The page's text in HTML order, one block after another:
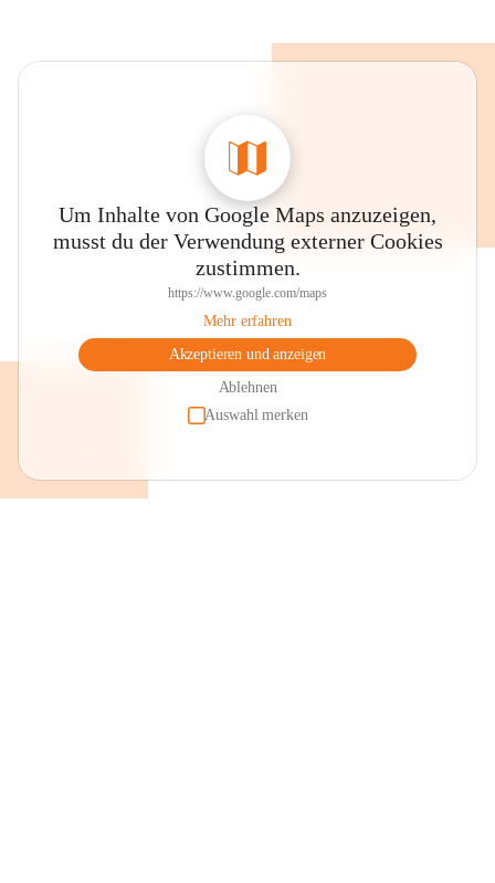
Um Inhalte von Google Maps anzuzeigen,
musst du der Verwendung externer Cookies
zustimmen.
https://www.google.com/maps
Mehr erfahren
Akzeptieren und anzeigen
Ablehnen
Auswahl merken